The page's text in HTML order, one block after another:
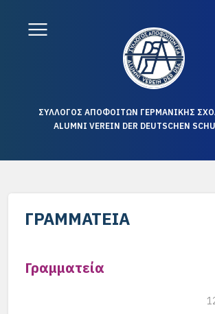
ΣΥΛΛΟΓΟΣ ΑΠΟΦΟΙΤΩΝ ΓΕΡΜΑΝΙΚΗΣ
ALUMNI VEREIN DER DEUTSCHEN
ΓΡΑΜΜΑΤΕΊΑ
Γραμματεία